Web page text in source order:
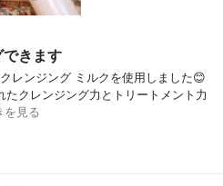
きます
レンジング ミルクを使用しました😊
たクレンジング力とトリートメント力
を見る